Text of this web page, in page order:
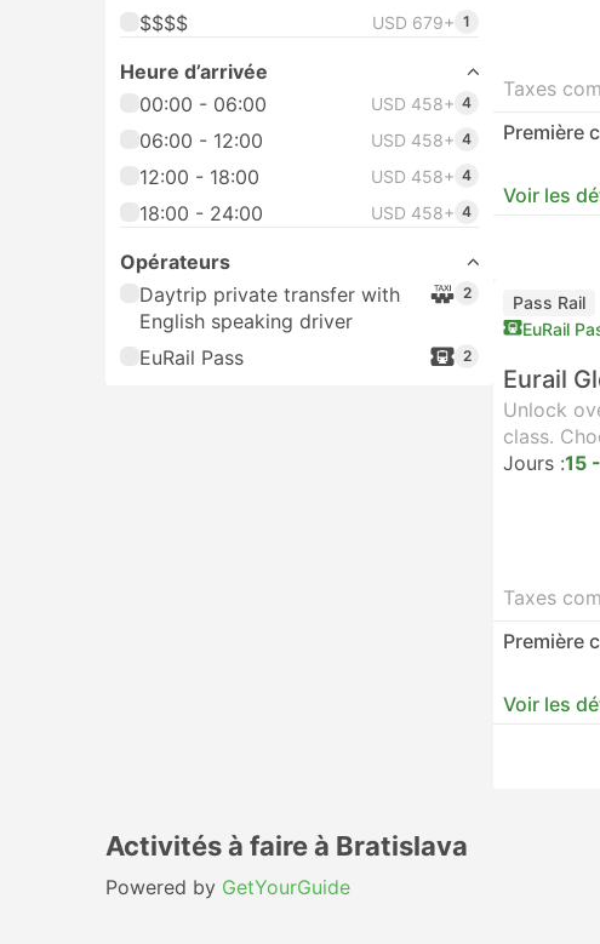
$$$$
USD 679+ 1
Heure d’arrivée
00:00 - 06:00
USD 458+ 4
06:00 - 12:00 USD 458+ 4
12:00 - 18:00 USD 458+ 4
18:00 - 24:00 USD 458+ 4
Opérateurs
Daytrip private transfer with
English speaking driver
2
EuRail Pass 2
Taxes
Première
Voir les
Pass Rail
EuRail
Eurail
Unlock
class.
Jours :15
Taxes
Première
Voir les
Activités à faire à Bratislava
Powered by GetYourGuide